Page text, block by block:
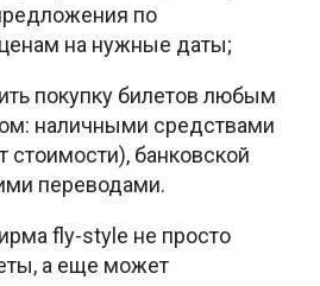
по
на нужные даты;
покупку билетов любым
наличными средствами
стоимости), банковской
переводами.
fly-style не просто
а еще может